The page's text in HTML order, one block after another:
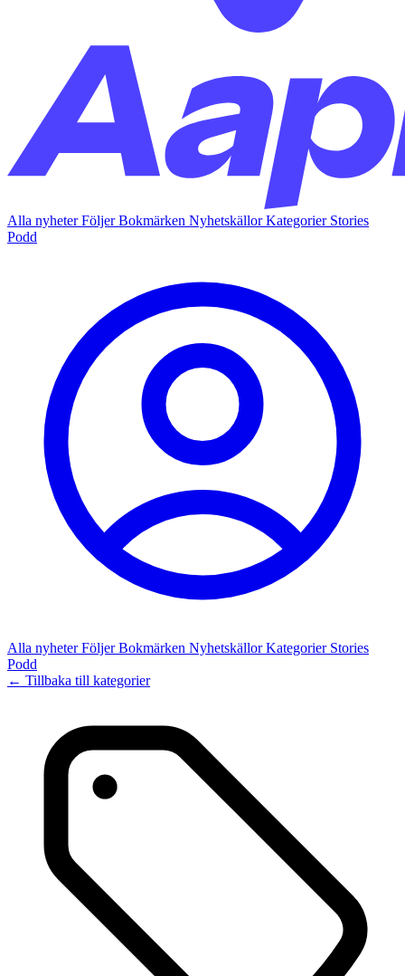
Alla nyheterFöljerBokmärken NyhetskällorKategorier Stories
Podd
Alla nyheterFöljerBokmärken NyhetskällorKategorier Stories
Podd
← Tillbaka till kategorier